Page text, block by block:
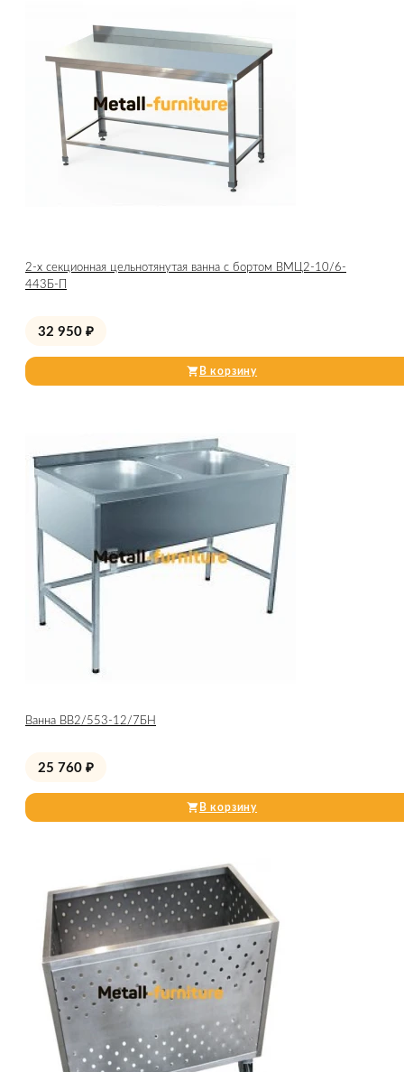
2-х секционная цельнотянутая ванна с бортом ВМЦ2-10/6-
443Б-П
32 950 ₽
В корзину
Ванна ВВ2/553-12/7БН
25 760 ₽
В корзину